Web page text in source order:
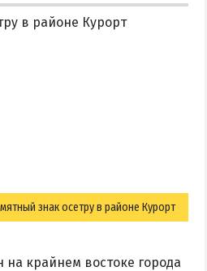
знак осетру в районе Курорт
крайнем востоке города